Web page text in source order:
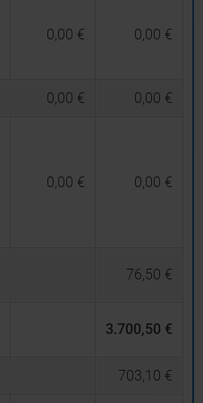
0,00 € 0,00 €
0,00 € 0,00 €
0,00 € 0,00 €
76,50 €
3.700,50 €
703,10 €